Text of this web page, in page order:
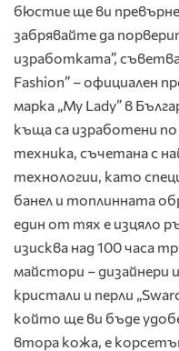
бюстие ще ви
забрявайте да
изработката”,
Fashion” – официален
марка „My Lady” в
къща са изработени
техника, съчетана с
технологии, като
банел и топлинната
един от тях е изцяло
изисква над 100 часа
майстори –
кристали и перли
който ще ви бъде
втора кожа, е